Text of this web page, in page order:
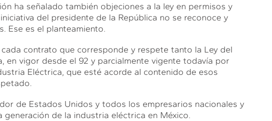
ha señalado también objeciones a la ley en permisos y
del presidente de la República no se reconoce y
Ese es el planteamiento.
contrato que corresponde y respete tanto la Ley del
en vigor desde el 92 y parcialmente vigente todavía por
Eléctrica, que esté acorde al contenido de esos
de Estados Unidos y todos los empresarios nacionales y
generación de la industria eléctrica en México.